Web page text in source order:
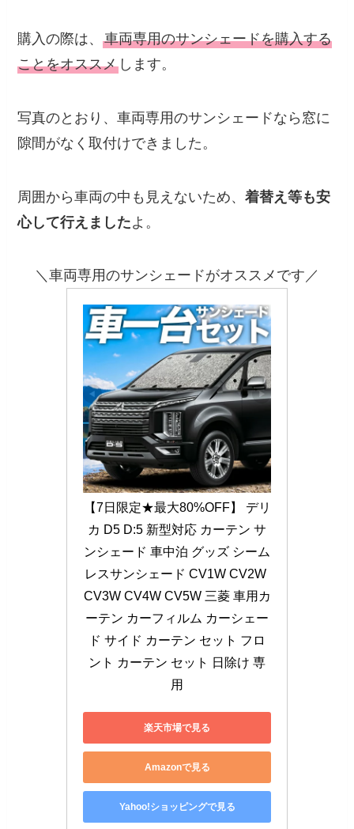
購入の際は、車両専用のサンシェードを購入する
ことをオススメ します。
写真のとおり、車両専用のサンシェードなら窓に
隙間がなく取付けできました。
周囲から車両の中も見えないため、着替え等も安
心して行えましたよ。
＼車両専用のサンシェードがオススメです／
【7日限定★最大80%OFF】 デリ
カ D5 D:5 新型対応 カーテン サ
ンシェード 車中泊 グッズ シーム
レスサンシェード CV1W CV2W
CV3W CV4W CV5W 三菱 車用カ
ーテン カーフィルム カーシェー
ド サイド カーテン セット フロ
ント カーテン セット 日除け 専
用
楽天市場で見る
Amazonで見る
Yahoo!ショッピングで見る